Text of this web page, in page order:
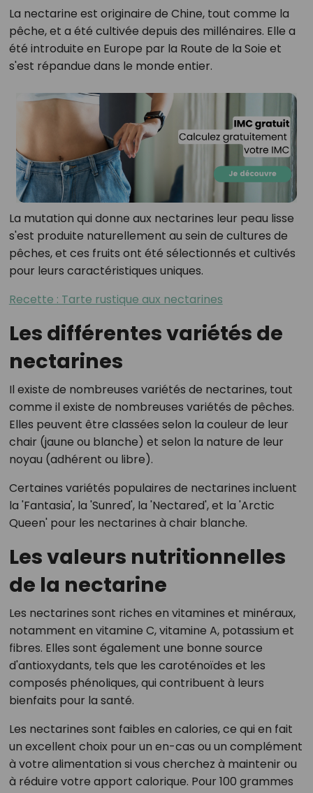
La nectarine est originaire de Chine, tout comme la
pêche, et a été cultivée depuis des millénaires. Elle a
été introduite en Europe par la Route de la Soie et
s'est répandue dans le monde entier.
La mutation qui donne aux nectarines leur peau lisse
s'est produite naturellement au sein de cultures de
pêches, et ces fruits ont été sélectionnés et cultivés
pour leurs caractéristiques uniques.
Recette : Tarte rustique aux nectarines
Les différentes variétés de
nectarines
Il existe de nombreuses variétés de nectarines, tout
comme il existe de nombreuses variétés de pêches.
Elles peuvent être classées selon la couleur de leur
chair (jaune ou blanche) et selon la nature de leur
noyau (adhérent ou libre).
Certaines variétés populaires de nectarines incluent
la 'Fantasia', la 'Sunred', la 'Nectared', et la 'Arctic
Queen' pour les nectarines à chair blanche.
Les valeurs nutritionnelles
de la nectarine
Les nectarines sont riches en vitamines et minéraux,
notamment en vitamine C, vitamine A, potassium et
fibres. Elles sont également une bonne source
d'antioxydants, tels que les caroténoïdes et les
composés phénoliques, qui contribuent à leurs
bienfaits pour la santé.
Les nectarines sont faibles en calories, ce qui en fait
un excellent choix pour un en-cas ou un complément
à votre alimentation si vous cherchez à maintenir ou
à réduire votre apport calorique. Pour 100 grammes